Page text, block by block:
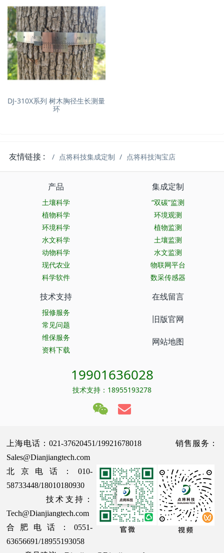
DJ-310X系列 树木胸径生长测量
环
友情链接 : 点将科技集成定制 点将科技淘宝店
产品
土壤科学
植物科学
环境科学
水文科学
动物科学
现代农业
科学软件
集成定制
“双碳”监测
环境观测
植物监测
土壤监测
水文监测
物联网平台
数采传感器
技术支持
报修服务
常见问题
维保服务
资料下载
在线留言
旧版官网
网站地图
19901636028
技术支持：18955193278
上海电话：021-37620451/19921678018 销售服务：
Sales@Dianjiangtech.com
北京电话：010-
58733448/18010180930
技术支持：
Tech@Dianjiangtech.com
合肥电话：0551-
63656691/18955193058